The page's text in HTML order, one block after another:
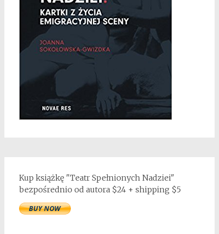
Kup książkę "Teatr Spełnionych Nadziei"
bezpośrednio od autora $24 + shipping $5